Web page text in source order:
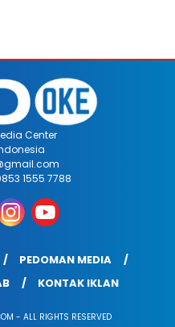
Center
1555 7788
PEDOMAN MEDIA
KONTAK IKLAN
- ALL RIGHTS RESERVED